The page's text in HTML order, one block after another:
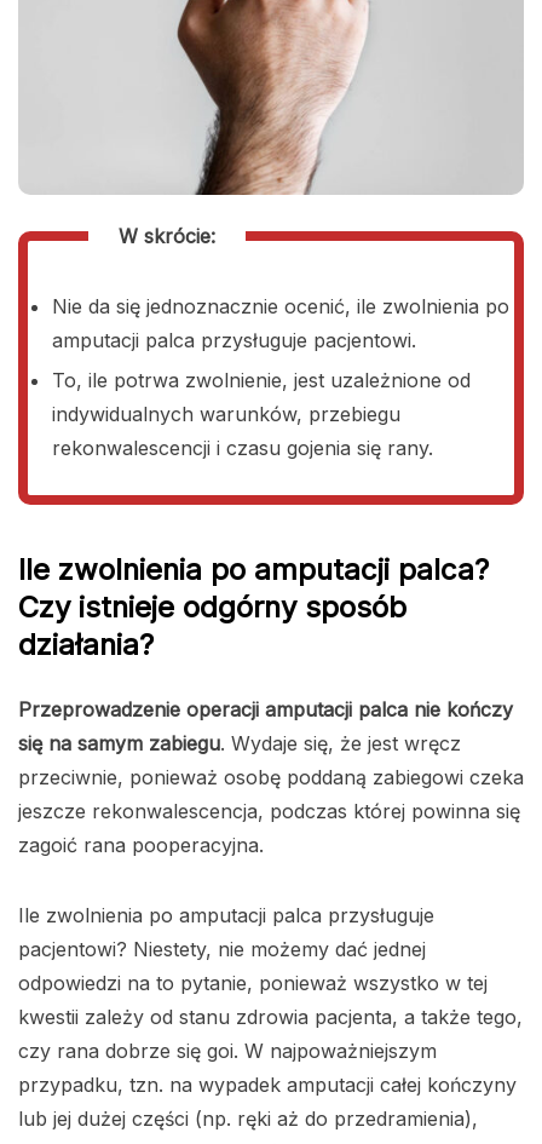
W skrócie:
Nie da się jednoznacznie ocenić, ile zwolnienia po
amputacji palca przysługuje pacjentowi.
To, ile potrwa zwolnienie, jest uzależnione od
indywidualnych warunków, przebiegu
rekonwalescencji i czasu gojenia się rany.
Ile zwolnienia po amputacji palca?
Czy istnieje odgórny sposób
działania?
Przeprowadzenie operacji amputacji palca nie kończy
się na samym zabiegu. Wydaje się, że jest wręcz
przeciwnie, ponieważ osobę poddaną zabiegowi czeka
jeszcze rekonwalescencja, podczas której powinna się
zagoić rana pooperacyjna.
Ile zwolnienia po amputacji palca przysługuje
pacjentowi? Niestety, nie możemy dać jednej
odpowiedzi na to pytanie, ponieważ wszystko w tej
kwestii zależy od stanu zdrowia pacjenta, a także tego,
czy rana dobrze się goi. W najpoważniejszym
przypadku, tzn. na wypadek amputacji całej kończyny
lub jej dużej części (np. ręki aż do przedramienia),